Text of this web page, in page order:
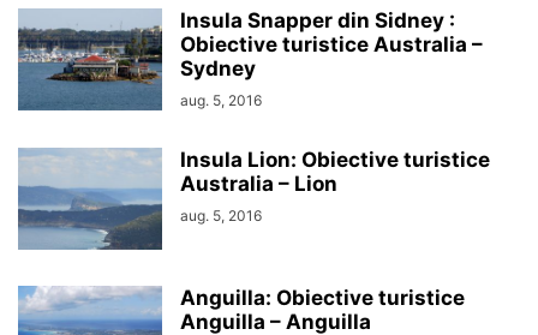
Insula Snapper din Sidney :
Obiective turistice Australia –
Sydney
aug. 5, 2016
Insula Lion: Obiective turistice
Australia – Lion
aug. 5, 2016
Anguilla: Obiective turistice
Anguilla – Anguilla